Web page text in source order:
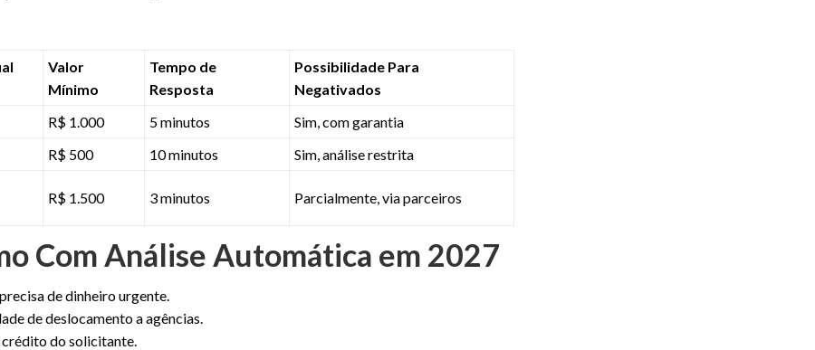
Valor
Mínimo
Tempo de
Resposta
Possibilidade Para
Negativados
R$ 1.000 5 minutos
Sim, com garantia
R$ 500 10 minutos
Sim, análise restrita
R$ 1.500 3 minutos Parcialmente, via parceiros
Com Análise Automática em 2027
de dinheiro urgente.
de deslocamento a agências.
crédito do solicitante.